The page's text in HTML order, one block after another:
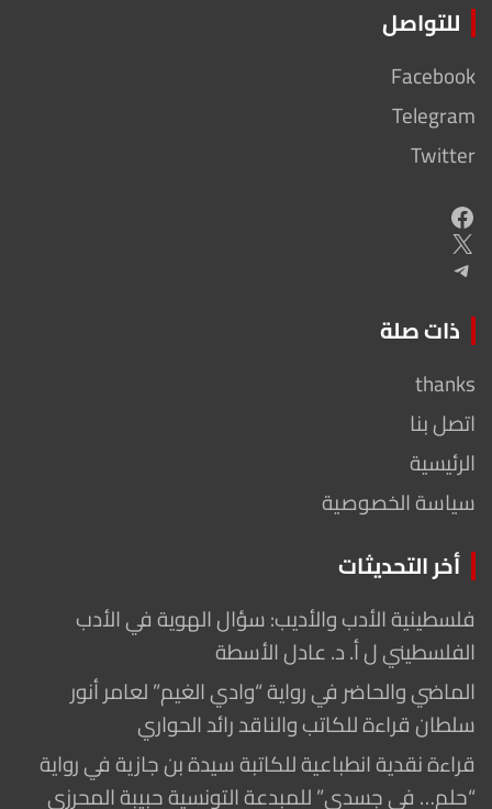
للتواصل
Facebook
Telegram
Twitter
Facebook
X
Telegram
ذات صلة
thanks
اتصل بنا
الرئيسية
سياسة الخصوصية
أخر التحديثات
فلسطينية الأدب والأديب: سؤال الهوية في الأدب
الفلسطيني ل أ. د. عادل الأسطة
الماضي والحاضر في رواية “وادي الغيم” لعامر أنور
سلطان قراءة للكاتب والناقد رائد الحواري
قراءة نقدية انطباعية للكاتبة سيدة بن جازية في رواية
“حلم… في جسدي” للمبدعة التونسية حبيبة المحرزي